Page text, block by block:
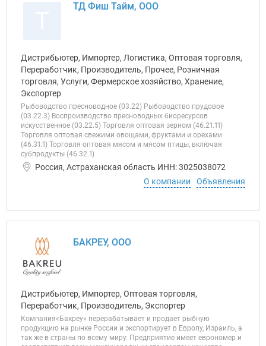
ТД Фиш Тайм, ООО
Дистрибьютер, Импортер, Логистика, Оптовая торговля,
Переработчик, Производитель, Прочее, Розничная
торговля, Услуги, Фермерское хозяйство, Хранение,
Экспортер
Рыбоводство пресноводное (03.22) Рыбоводство прудовое
(03.22.3) Воспроизводство пресноводных биоресурсов
искусственное (03.22.5) Торговля оптовая зерном (46.21.11)
Торговля оптовая свежими овощами, фруктами и орехами
(46.31.1) Торговля оптовая мясом и мясом птицы, включая
субпродукты (46.32.1)
Россия, Астраханская область ИНН: 3025038072
О компании
Объявления
БАКРЕУ, ООО
Дистрибьютер, Импортер, Оптовая торговля,
Переработчик, Производитель, Экспортер
Компания«Бакреу» перерабатывает и продает рыбную
продукцию на рынке России и экспортирует в Европу, Израиль, а
так же в страны по всему миру. Предприятие имеет еврономер и